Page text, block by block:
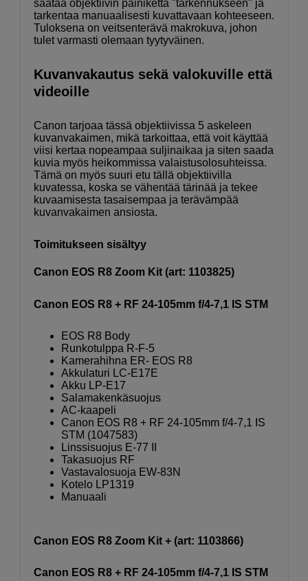
säätää objektiivin painiketta "tarkennukseen" ja
tarkentaa manuaalisesti kuvattavaan kohteeseen.
Tuloksena on veitsenterävä makrokuva, johon
tulet varmasti olemaan tyytyväinen.
Kuvanvakautus sekä valokuville että
videoille
Canon tarjoaa tässä objektiivissa 5 askeleen
kuvanvakaimen, mikä tarkoittaa, että voit käyttää
viisi kertaa nopeampaa suljinaikaa ja siten saada
kuvia myös heikommissa valaistusolosuhteissa.
Tämä on myös suuri etu tällä objektiivilla
kuvatessa, koska se vähentää tärinää ja tekee
kuvaamisesta tasaisempaa ja terävämpää
kuvanvakaimen ansiosta.
Toimitukseen sisältyy
Canon EOS R8 Zoom Kit (art: 1103825)
Canon EOS R8 + RF 24-105mm f/4-7,1 IS STM
EOS R8 Body
Runkotulppa R-F-5
Kamerahihna ER- EOS R8
Akkulaturi LC-E17E
Akku LP-E17
Salamakenkäsuojus
AC-kaapeli
Canon EOS R8 + RF 24-105mm f/4-7,1 IS
STM (1047583)
Linssisuojus E-77 II
Takasuojus RF
Vastavalosuoja EW-83N
Kotelo LP1319
Manuaali
Canon EOS R8 Zoom Kit + (art: 1103866)
Canon EOS R8 + RF 24-105mm f/4-7,1 IS STM